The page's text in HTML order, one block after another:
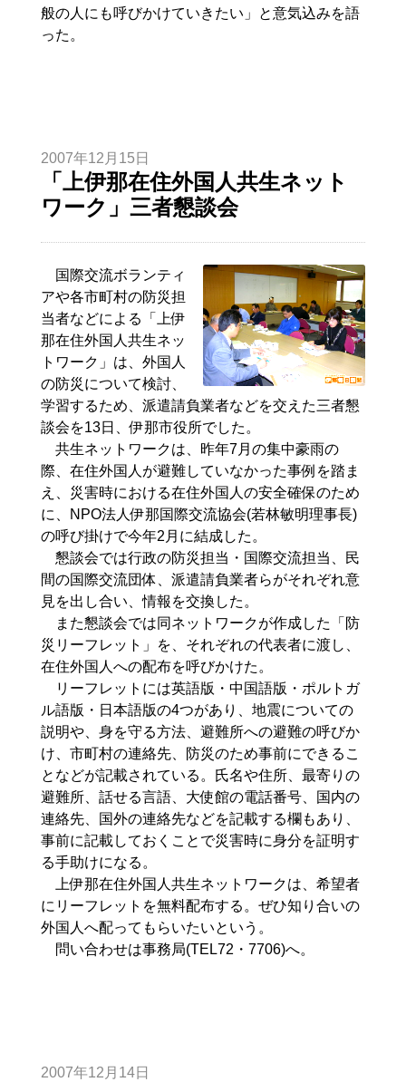
般の人にも呼びかけていきたい」と意気込みを語
った。
2007年12月15日
「上伊那在住外国人共生ネット
ワーク」三者懇談会
国際交流ボランティ
アや各市町村の防災担
当者などによる「上伊
那在住外国人共生ネッ
トワーク」は、外国人
の防災について検討、
学習するため、派遣請負業者などを交えた三者懇
談会を13日、伊那市役所でした。
共生ネットワークは、昨年7月の集中豪雨の
際、在住外国人が避難していなかった事例を踏ま
え、災害時における在住外国人の安全確保のため
に、NPO法人伊那国際交流協会(若林敏明理事長)
の呼び掛けで今年2月に結成した。
懇談会では行政の防災担当・国際交流担当、民
間の国際交流団体、派遣請負業者らがそれぞれ意
見を出し合い、情報を交換した。
また懇談会では同ネットワークが作成した「防
災リーフレット」を、それぞれの代表者に渡し、
在住外国人への配布を呼びかけた。
リーフレットには英語版・中国語版・ポルトガ
ル語版・日本語版の4つがあり、地震についての
説明や、身を守る方法、避難所への避難の呼びか
け、市町村の連絡先、防災のため事前にできるこ
となどが記載されている。氏名や住所、最寄りの
避難所、話せる言語、大使館の電話番号、国内の
連絡先、国外の連絡先などを記載する欄もあり、
事前に記載しておくことで災害時に身分を証明す
る手助けになる。
上伊那在住外国人共生ネットワークは、希望者
にリーフレットを無料配布する。ぜひ知り合いの
外国人へ配ってもらいたいという。
問い合わせは事務局(TEL72・7706)へ。
2007年12月14日